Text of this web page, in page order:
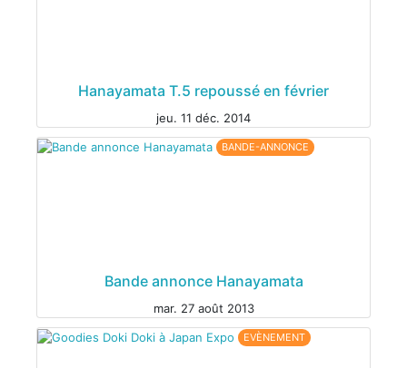
Hanayamata T.5 repoussé en février
jeu. 11 déc. 2014
BANDE-ANNONCE
Bande annonce Hanayamata
mar. 27 août 2013
EVÈNEMENT